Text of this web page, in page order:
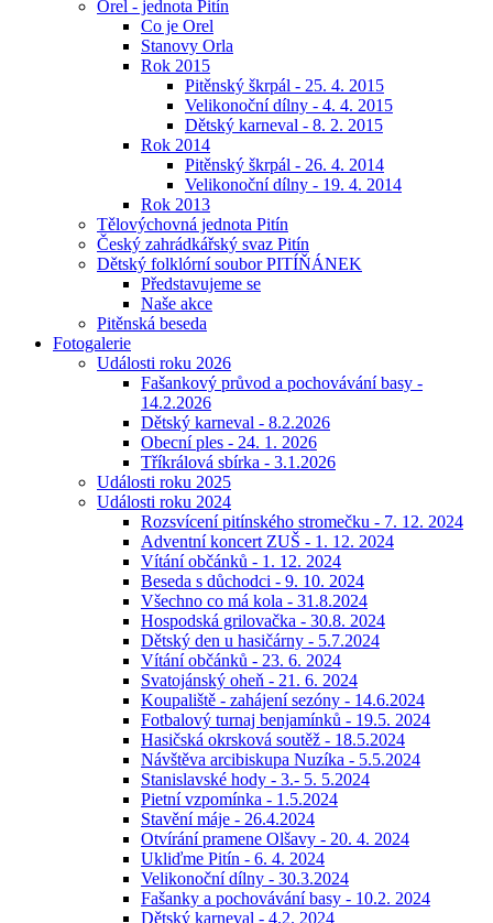
Orel - jednota Pitín
Co je Orel
Stanovy Orla
Rok 2015
Pitěnský škrpál - 25. 4. 2015
Velikonoční dílny - 4. 4. 2015
Dětský karneval - 8. 2. 2015
Rok 2014
Pitěnský škrpál - 26. 4. 2014
Velikonoční dílny - 19. 4. 2014
Rok 2013
Tělovýchovná jednota Pitín
Český zahrádkářský svaz Pitín
Dětský folklórní soubor PITÍŇÁNEK
Představujeme se
Naše akce
Pitěnská beseda
Fotogalerie
Události roku 2026
Fašankový průvod a pochovávání basy -
14.2.2026
Dětský karneval - 8.2.2026
Obecní ples - 24. 1. 2026
Tříkrálová sbírka - 3.1.2026
Události roku 2025
Události roku 2024
Rozsvícení pitínského stromečku - 7. 12. 2024
Adventní koncert ZUŠ - 1. 12. 2024
Vítání občánků - 1. 12. 2024
Beseda s důchodci - 9. 10. 2024
Všechno co má kola - 31.8.2024
Hospodská grilovačka - 30.8. 2024
Dětský den u hasičárny - 5.7.2024
Vítání občánků - 23. 6. 2024
Svatojánský oheň - 21. 6. 2024
Koupaliště - zahájení sezóny - 14.6.2024
Fotbalový turnaj benjamínků - 19.5. 2024
Hasičská okrsková soutěž - 18.5.2024
Návštěva arcibiskupa Nuzíka - 5.5.2024
Stanislavské hody - 3.- 5. 5.2024
Pietní vzpomínka - 1.5.2024
Stavění máje - 26.4.2024
Otvírání pramene Olšavy - 20. 4. 2024
Ukliďme Pitín - 6. 4. 2024
Velikonoční dílny - 30.3.2024
Fašanky a pochovávání basy - 10.2. 2024
Dětský karneval - 4.2. 2024